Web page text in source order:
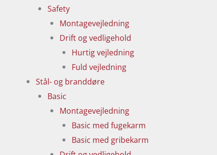
Safety
Montagevejledning
Drift og vedligehold
Hurtig vejledning
Fuld vejledning
Stål- og branddøre
Basic
Montagevejledning
Basic med fugekarm
Basic med gribekarm